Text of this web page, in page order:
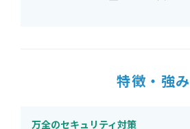
特徴・強み
万全のセキュリティ対策